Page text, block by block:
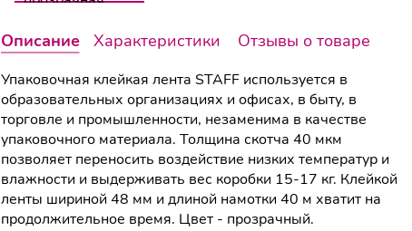
Описание Характеристики Отзывы о товаре
Упаковочная клейкая лента STAFF используется в
образовательных организациях и офисах, в быту, в
торговле и промышленности, незаменима в качестве
упаковочного материала. Толщина скотча 40 мкм
позволяет переносить воздействие низких температур и
влажности и выдерживать вес коробки 15-17 кг. Клейкой
ленты шириной 48 мм и длиной намотки 40 м хватит на
продолжительное время. Цвет - прозрачный.